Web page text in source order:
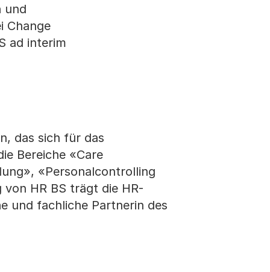
und
Change
ad interim
das sich für das
Bereiche «Care
«Personalcontrolling
HR BS trägt die HR-
und fachliche Partnerin des